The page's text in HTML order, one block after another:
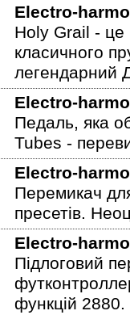
Electro-
Holy Grail - це
класичного
легендарний
Electro-
Педаль, яка
Tubes -
Electro-
Перемикач
пресетів.
Electro-
Підлоговий
функцій 2880.